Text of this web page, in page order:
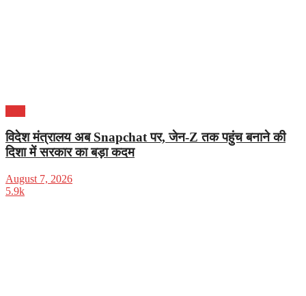
विदेश मंत्रालय अब Snapchat पर, जेन-Z तक पहुंच बनाने की
दिशा में सरकार का बड़ा कदम
August 7, 2026
5.9k